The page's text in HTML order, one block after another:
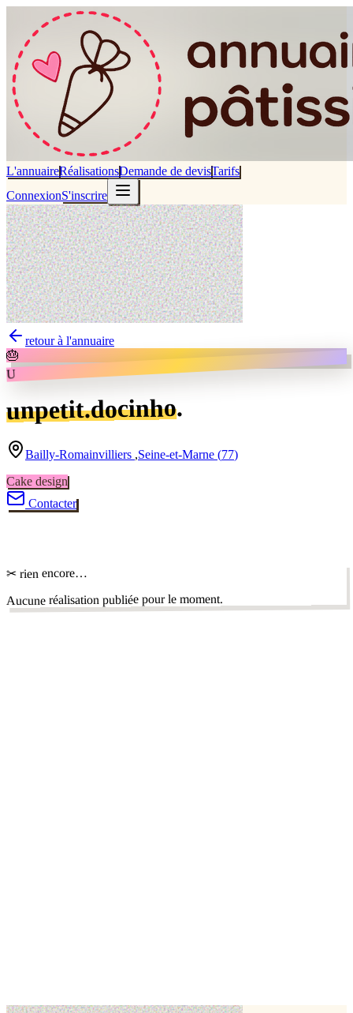
L'annuaireRéalisationsDemande de devisTarifs
ConnexionS'inscrire
retour à l'annuaire
🎂
U
unpetit.docinho.
Bailly-Romainvilliers ,Seine-et-Marne (77)
Cake design
Contacter
✂ rien encore…
Aucune réalisation publiée pour le moment.